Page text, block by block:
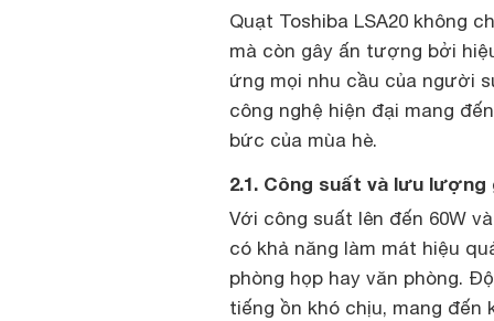
Quạt Toshiba LSA20 không
mà còn gây ấn tượng bởi
ứng mọi nhu cầu của người
công nghệ hiện đại mang
bức của mùa hè.
2.1. Công suất và lưu lượng
Với công suất lên đến 60W
có khả năng làm mát hiệu
phòng họp hay văn phòng.
tiếng ồn khó chịu, mang đến